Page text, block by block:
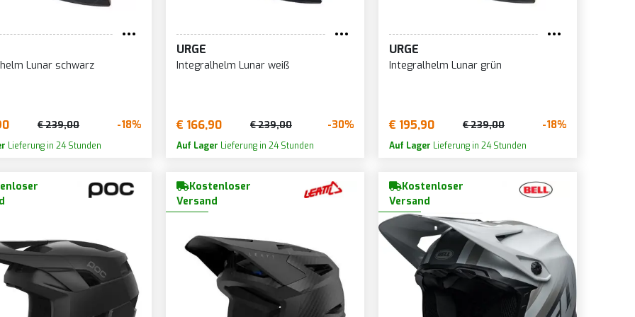
54-56
58-62
63-64
FUCHSIA/SCHWARZ
GRAU SCHWARZ
MILITÄRGRÜN
ORANGE
ORANGE/HELLBLAU
ORANGE/SCHWARZ
WEISS GRAU
WEISS/FUCHSIA
WEISS/SCHWARZ
WEISS/SCHWARZ/ROT
WEISSSILBER
Lunar schwarz
€ 239,00 -18%
Lieferung in 24 Stunden
URGE
Integralhelm Lunar weiß
€ 166,90 € 239,00 -30%
Auf Lager Lieferung in 24 Stunden
URGE
Integralhelm Lunar grün
€ 195,90 € 239,00 -18%
Auf Lager Lieferung in 24 Stunden
Kostenloser
Versand
Kostenloser
Versand